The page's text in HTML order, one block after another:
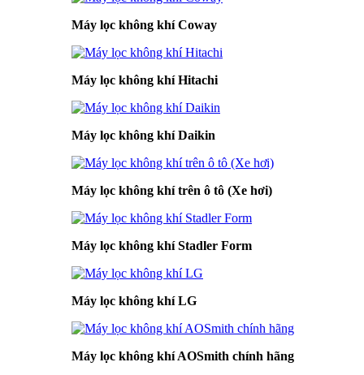
Máy lọc không khí Coway
Máy lọc không khí Hitachi
Máy lọc không khí Daikin
Máy lọc không khí trên ô tô (Xe hơi)
Máy lọc không khí Stadler Form
Máy lọc không khí LG
Máy lọc không khí AOSmith chính hãng